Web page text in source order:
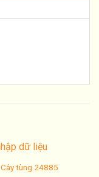
Cây tùng 24885